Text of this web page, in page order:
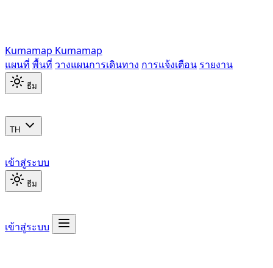
Kumamap Kumamap
แผนที่ พื้นที่ วางแผนการเดินทาง การแจ้งเตือน รายงาน
ธีม
TH
เข้าสู่ระบบ
ธีม
เข้าสู่ระบบ